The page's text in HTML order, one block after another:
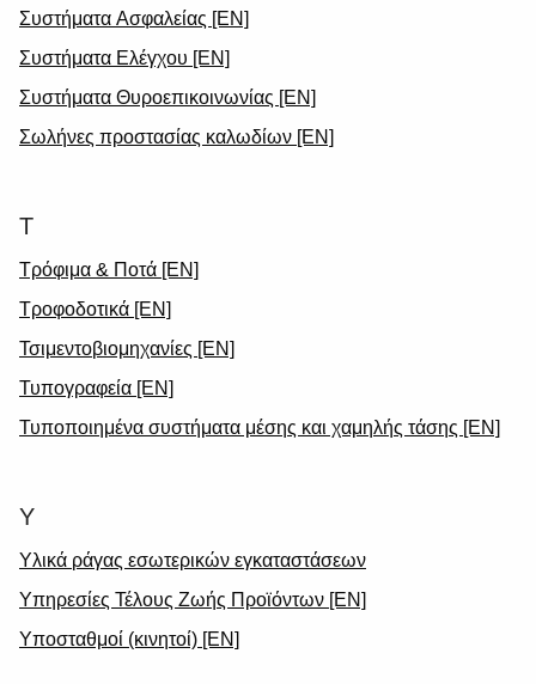
Συστήματα Ασφαλείας [EN]
Συστήματα Ελέγχου [EN]
Συστήματα Θυροεπικοινωνίας [EN]
Σωλήνες προστασίας καλωδίων [EN]
Τ
Τρόφιμα & Ποτά [EN]
Τροφοδοτικά [EN]
Τσιμεντοβιομηχανίες [EN]
Τυπογραφεία [EN]
Τυποποιημένα συστήματα μέσης και χαμηλής τάσης [EN]
Υ
Υλικά ράγας εσωτερικών εγκαταστάσεων
Υπηρεσίες Τέλους Ζωής Προϊόντων [EN]
Υποσταθμοί (κινητοί) [EN]